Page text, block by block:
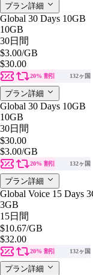
プラン詳細
Global 30 Days 10GB
10GB
30日間
$3.00/GB
$30.00
20% 割引 132ヶ国
プラン詳細
Global 30 Days 10GB
10GB
30日間
$30.00
$3.00/GB
20% 割引 132ヶ国
プラン詳細
Global Voice 15 Days
3GB
15日間
$10.67/GB
$32.00
20% 割引 132ヶ国
プラン詳細